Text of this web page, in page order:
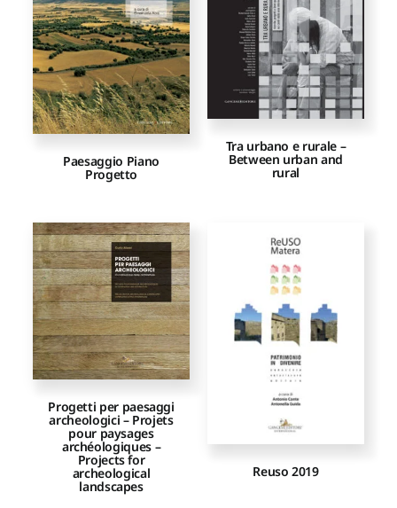
Proposte di pubblicazione
Gangemi Editore
NewsletterPaesaggio Piano
Progetto
Tra urbano e rurale –
Between urban and
rural
Progetti per paesaggi
archeologici – Projets
pour paysages
archéologiques –
Projects for
archeological
landscapes
Reuso 2019